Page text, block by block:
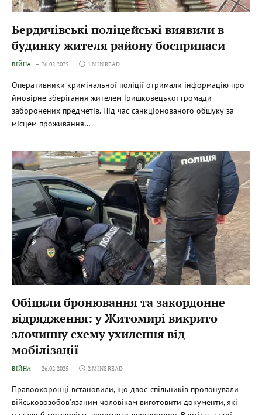
Бердичівські поліцейські виявили в
будинку жителя району боєприпаси
ВІЙНА 26.02.2025 1 MIN READ
Оперативники кримінальної поліції отримали інформацію про
ймовірне зберігання жителем Гришковецької громади
заборонених предметів. Під час санкціонованого обшуку за
місцем проживання…
Обіцяли бронювання та закордонне
відрядження: у Житомирі викрито
злочинну схему ухилення від
мобілізації
ВІЙНА 26.02.2025 2 MINS READ
Правоохоронці встановили, що двоє спільників пропонували
військовозобов’язаним чоловікам виготовити документи, які